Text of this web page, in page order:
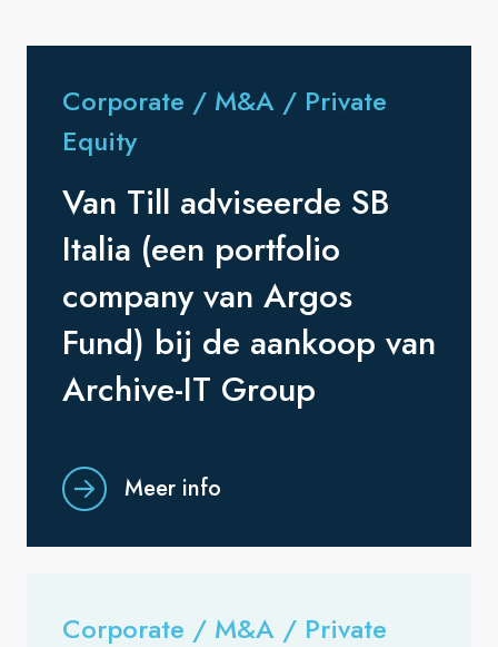
Corporate / M&A / Private
Equity
Van Till adviseerde SB
Italia (een portfolio
company van Argos
Fund) bij de aankoop van
Archive-IT Group
Meer info
Corporate / M&A / Private